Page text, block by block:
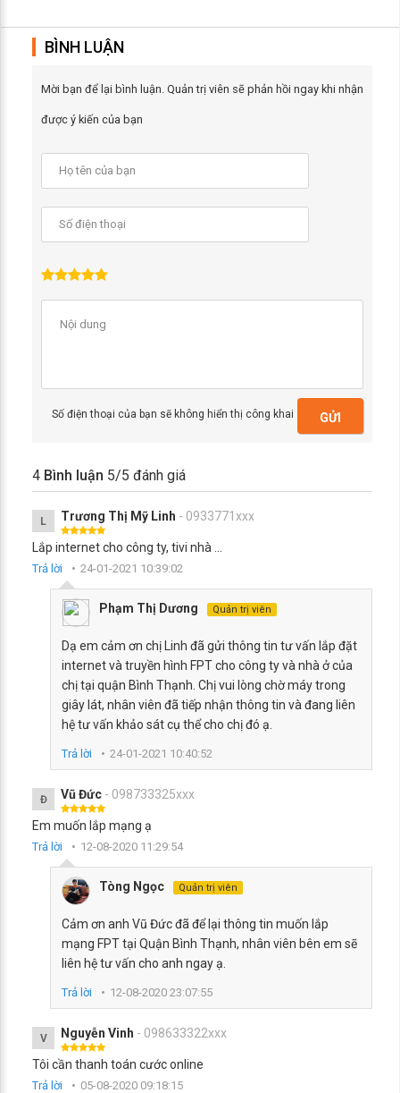
BÌNH LUẬN
Mời bạn để lại bình luận. Quản trị viên sẽ phản hồi ngay khi nhận
được ý kiến của bạn
Số điện thoại của bạn sẽ không hiển thị công khai GỬI
4 Bình luận 5/5 đánh giá
L Trương Thị Mỹ Linh - 0933771xxx
Lắp internet cho công ty, tivi nhà ...
Trả lời 24-01-2021 10:39:02
Phạm Thị Dương Quản trị viên
Dạ em cảm ơn chị Linh đã gửi thông tin tư vấn lắp đặt
internet và truyền hình FPT cho công ty và nhà ở của
chị tại quận Bình Thạnh. Chị vui lòng chờ máy trong
giây lát, nhân viên đã tiếp nhận thông tin và đang liên
hệ tư vấn khảo sát cụ thể cho chị đó ạ.
Trả lời 24-01-2021 10:40:52
Đ Vũ Đức - 098733325xxx
Em muốn lắp mạng ạ
Trả lời 12-08-2020 11:29:54
Tòng Ngọc Quản trị viên
Cảm ơn anh Vũ Đức đã để lại thông tin muốn lắp
mạng FPT tại Quận Bình Thạnh, nhân viên bên em sẽ
liên hệ tư vấn cho anh ngay ạ.
Trả lời 12-08-2020 23:07:55
V Nguyễn Vinh - 098633322xxx
Tôi cần thanh toán cước online
Trả lời 05-08-2020 09:18:15